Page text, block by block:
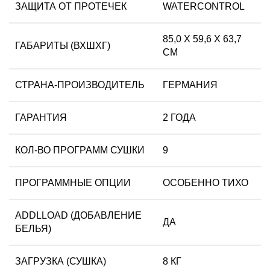
ЗАЩИТА ОТ ПРОТЕЧЕК WATERCONTROL
ГАБАРИТЫ (ВХШХГ)
85,0 X 59,6 X 63,7
СМ
СТРАНА-ПРОИЗВОДИТЕЛЬ ГЕРМАНИЯ
ГАРАНТИЯ 2 ГОДА
КОЛ-ВО ПРОГРАММ СУШКИ 9
ПРОГРАММНЫЕ ОПЦИИ ОСОБЕННО ТИХО
ADDLLOAD (ДОБАВЛЕНИЕ
БЕЛЬЯ)
ДА
ЗАГРУЗКА (СУШКА) 8 КГ